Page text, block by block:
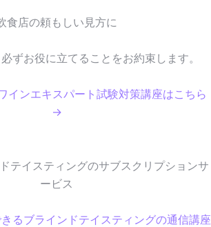
食店の頼もしい見方に
ずお役に立てることをお約束します。
インエキスパート試験対策講座はこちら
→
テイスティングのサブスクリプションサ
ービス
るブラインドテイスティングの通信講座